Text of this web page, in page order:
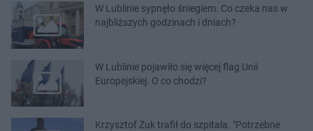
W Lublinie sypnęło śniegiem. Co czeka nas w
najbliższych godzinach i dniach?
W Lublinie pojawiło się więcej flag Unii
Europejskiej. O co chodzi?
Krzysztof Żuk trafił do szpitala. "Potrzebne